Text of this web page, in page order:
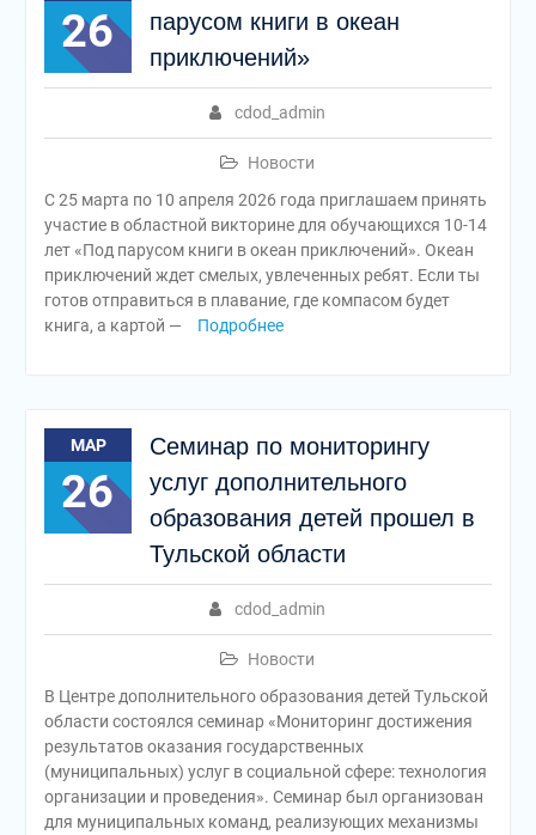
26
парусом книги в океан
приключений»
cdod_admin
Новости
С 25 марта по 10 апреля 2026 года приглашаем принять
участие в областной викторине для обучающихся 10-14
лет «Под парусом книги в океан приключений». Океан
приключений ждет смелых, увлеченных ребят. Если ты
готов отправиться в плавание, где компасом будет
книга, а картой —
Подробнее
МАР
26
Семинар по мониторингу
услуг дополнительного
образования детей прошел в
Тульской области
cdod_admin
Новости
В Центре дополнительного образования детей Тульской
области состоялся семинар «Мониторинг достижения
результатов оказания государственных
(муниципальных) услуг в социальной сфере: технология
организации и проведения». Семинар был организован
для муниципальных команд, реализующих механизмы